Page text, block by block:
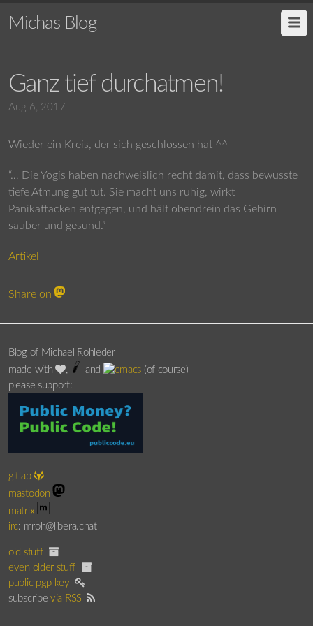
Michas Blog
Ganz tief durchatmen!
Aug 6, 2017
Wieder ein Kreis, der sich geschlossen hat ^^
“… Die Yogis haben nachweislich recht damit, dass bewusste
tiefe Atmung gut tut. Sie macht uns ruhig, wirkt
Panikattacken entgegen, und hält obendrein das Gehirn
sauber und gesund.”
Artikel
Share on
Blog of Michael Rohleder
made with
, and
(of course)
please support:
gitlab
mastodon
matrix
irc: mroh@libera.chat
old stuff
even older stuff
public pgp key
subscribevia RSS